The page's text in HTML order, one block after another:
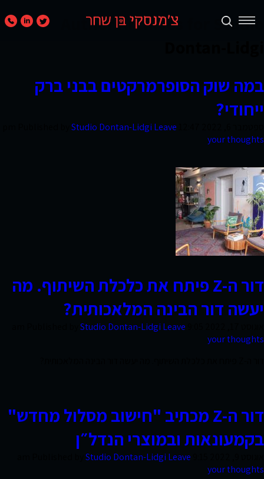
ערים
נדל״ן
ומגורים
קמעונאות
ומסחר
חוות
פרסומים
שוק
החברה
Author Archives for Studio
במה שוק הסופרמרקטים בבני ברק
ייחודי?
Studio Dontan-Lidgi Leave
your thoughts
דור ה-Z פיתח את כלכלת השיתוף. מה
יעשה דור הבינה המלאכותית?
Studio Dontan-Lidgi Leave
your thoughts
דור ה-Z מכתיב "חישוב מסלול מחדש"
בקמעונאות ובמוצרי הנדל״ן
Studio Dontan-Lidgi Leave
your thoughts